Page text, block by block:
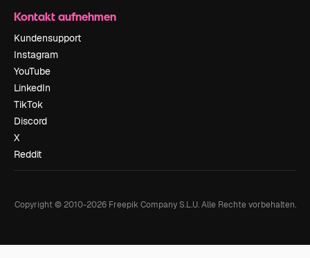
Kontakt aufnehmen
Kundensupport
Instagram
YouTube
LinkedIn
TikTok
Discord
X
Reddit
Copyright © 2010-2026Freepik Company S.L.U. Alle Rechte vorbehalten.